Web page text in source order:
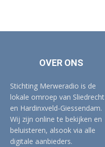
OVER ONS
Stichting Merweradio is de
lokale omroep van Sliedrecht
en Hardinxveld-Giessendam.
Wij zijn online te bekijken en
beluisteren, alsook via alle
digitale aanbieders.